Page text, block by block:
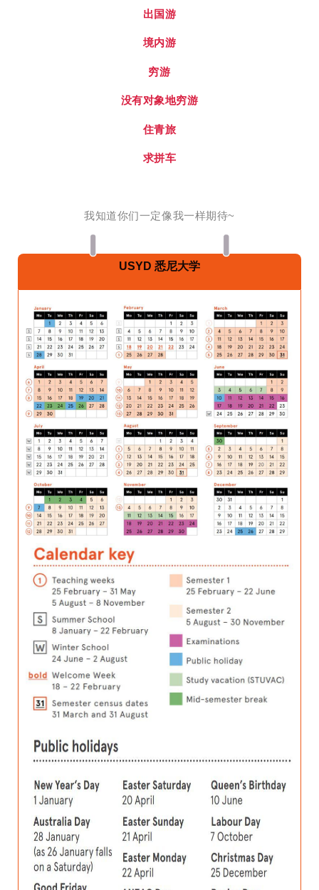
出国游
境内游
穷游
没有对象地穷游
住青旅
求拼车
我知道你们一定像我一样期待~
USYD 悉尼大学